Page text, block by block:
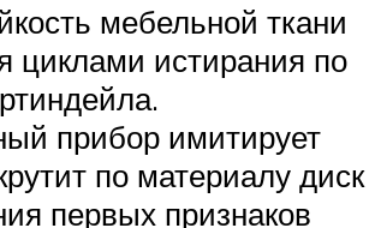
мебельной ткани
циклами истирания по
прибор имитирует
по материалу диск
первых признаков